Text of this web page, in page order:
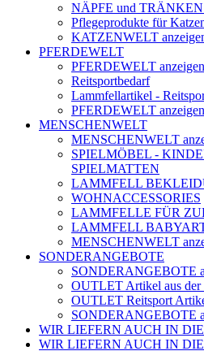
NÄPFE und TRÄNKEN
Pflegeprodukte für
KATZENWELT
PFERDEWELT
PFERDEWELT anzeigen
Reitsportbedarf
Lammfellartikel -
PFERDEWELT anzeigen
MENSCHENWELT
MENSCHENWELT
SPIELMÖBEL -
SPIELMATTEN
LAMMFELL
WOHNACCESSORIES
LAMMFELLE FÜR
LAMMFELL
MENSCHENWELT
SONDERANGEBOTE
SONDERANGEBOTE
OUTLET Artikel aus
OUTLET Reitsport
SONDERANGEBOTE
WIR LIEFERN AUCH IN
WIR LIEFERN AUCH IN